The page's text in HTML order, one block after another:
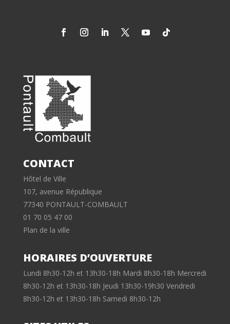
CONTACT
Hôtel de Ville
107, avenue République
77340 PONTAULT-COMBAULT
01 70 05 47 00
Plan de la ville
HORAIRES D’OUVERTURE
Lundi 8h30-12h et 13h30-18h Mardi 8h30-18h Mercredi
8h30-12h et 13h30-18h Jeudi 13h30-19h30 Vendredi
8h30-12h et 13h30-18h Samedi 8h30-12h